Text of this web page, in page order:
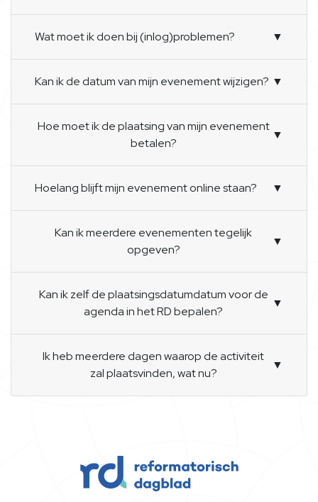
Wat moet ik doen bij (inlog)problemen? ▼
Kan ik de datum van mijn evenement wijzigen? ▼
Hoe moet ik de plaatsing van mijn evenement
betalen?
▼
Hoelang blijft mijn evenement online staan? ▼
Kan ik meerdere evenementen tegelijk
opgeven?
▼
Kan ik zelf de plaatsingsdatumdatum voor de
agenda in het RD bepalen?
▼
Ik heb meerdere dagen waarop de activiteit
zal plaatsvinden, wat nu?
▼